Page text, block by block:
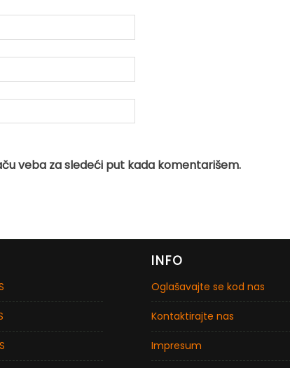
veba za sledeći put kada komentarišem.
INFO
Oglašavajte se kod nas
Kontaktirajte nas
Impresum